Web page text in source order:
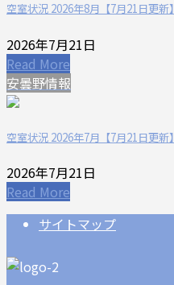
空室状況 2026年8月【7月21日更新】
2026年7月21日
Read More
安曇野情報
空室状況 2026年7月【7月21日更新】
2026年7月21日
Read More
サイトマップ